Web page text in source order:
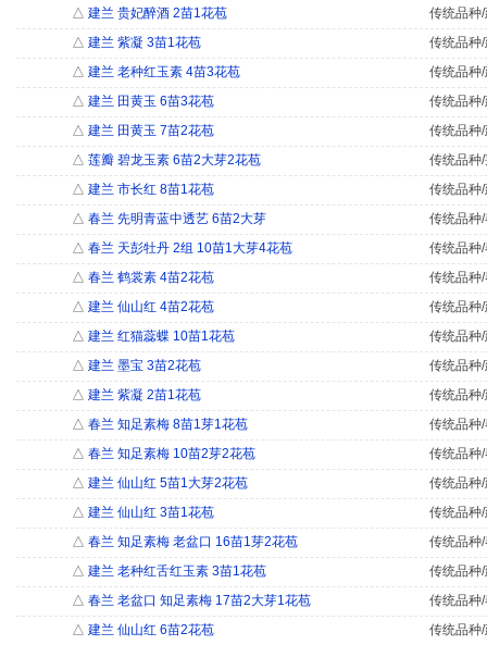
△ 建兰 贵妃醉酒 2苗1花苞
传统品种
△ 建兰 紫凝 3苗1花苞
传统品种
△ 建兰 老种红玉素 4苗3花苞
传统品种
△ 建兰 田黄玉 6苗3花苞
传统品种
△ 建兰 田黄玉 7苗2花苞
传统品种
△ 莲瓣 碧龙玉素 6苗2大芽2花苞
传统品种
△ 建兰 市长红 8苗1花苞
传统品种
△ 春兰 先明青蓝中透艺 6苗2大芽
传统品种
△ 春兰 天彭牡丹 2组 10苗1大芽4花苞
传统品种
△ 春兰 鹤裳素 4苗2花苞
传统品种
△ 建兰 仙山红 4苗2花苞
传统品种
△ 建兰 红猫蕊蝶 10苗1花苞
传统品种
△ 建兰 墨宝 3苗2花苞
传统品种
△ 建兰 紫凝 2苗1花苞
传统品种
△ 春兰 知足素梅 8苗1芽1花苞
传统品种
△ 春兰 知足素梅 10苗2芽2花苞
传统品种
△ 建兰 仙山红 5苗1大芽2花苞
传统品种
△ 建兰 仙山红 3苗1花苞
传统品种
△ 春兰 知足素梅 老盆口 16苗1芽2花苞
传统品种
△ 建兰 老种红舌红玉素 3苗1花苞
传统品种
△ 春兰 老盆口 知足素梅 17苗2大芽1花苞
传统品种
△ 建兰 仙山红 6苗2花苞
传统品种